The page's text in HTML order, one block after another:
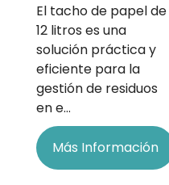
El tacho de papel de
12 litros es una
solución práctica y
eficiente para la
gestión de residuos
en e…
Más Información